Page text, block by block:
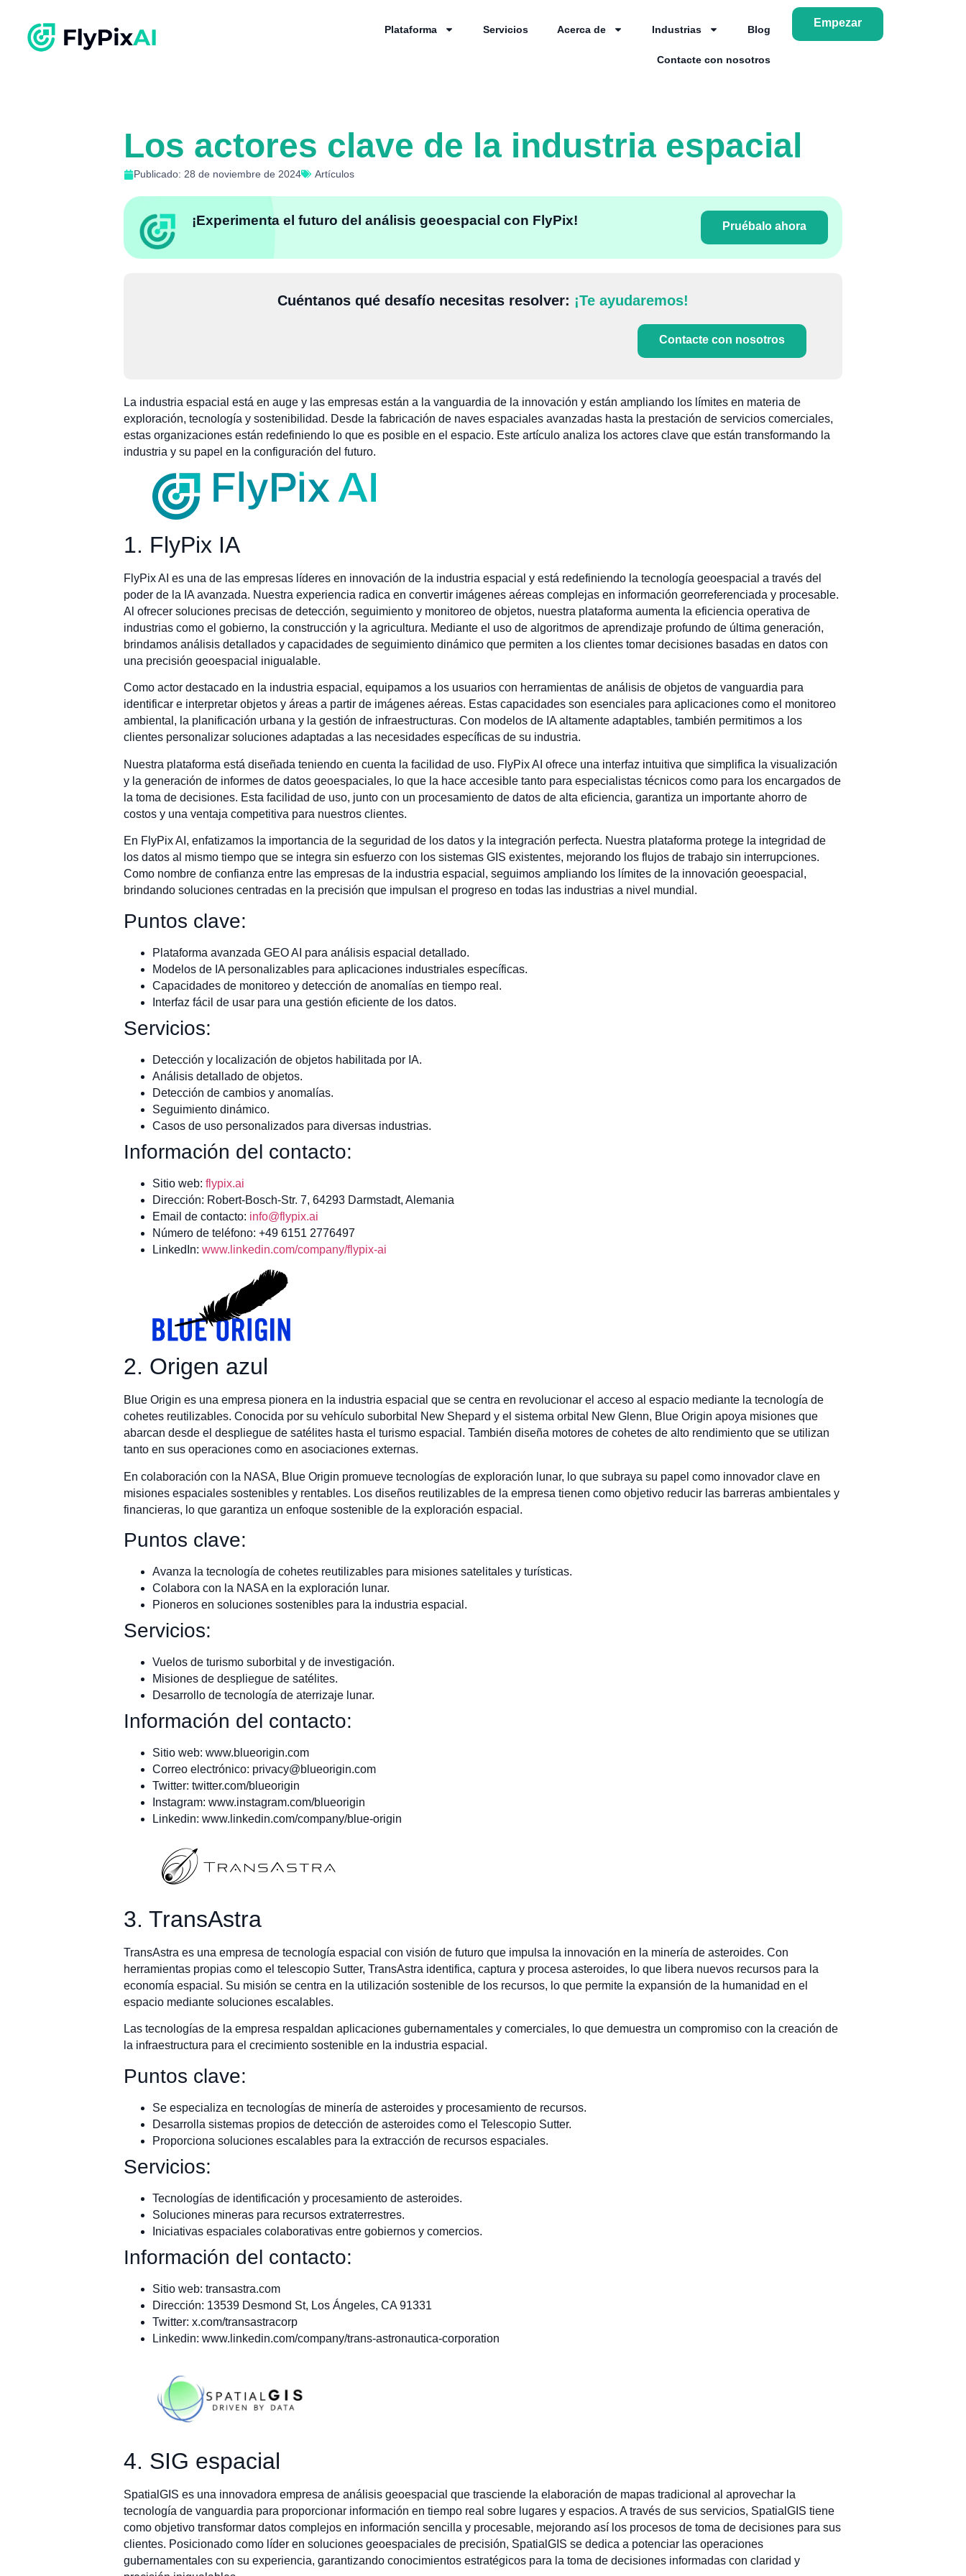
Plataforma Servicios Acerca de Industrias Blog
Contacte con nosotros
Empezar
Los actores clave de la industria espacial
Publicado: 28 de noviembre de 2024 Artículos
¡Experimenta el futuro del análisis geoespacial con FlyPix! Pruébalo ahora
Cuéntanos qué desafío necesitas resolver: ¡Te ayudaremos!
Contacte con nosotros
La industria espacial está en auge y las empresas están a la vanguardia de la innovación y están ampliando los límites en materia de
exploración, tecnología y sostenibilidad. Desde la fabricación de naves espaciales avanzadas hasta la prestación de servicios comerciales,
estas organizaciones están redefiniendo lo que es posible en el espacio. Este artículo analiza los actores clave que están transformando la
industria y su papel en la configuración del futuro.
1. FlyPix IA
FlyPix AI es una de las empresas líderes en innovación de la industria espacial y está redefiniendo la tecnología geoespacial a través del
poder de la IA avanzada. Nuestra experiencia radica en convertir imágenes aéreas complejas en información georreferenciada y procesable.
Al ofrecer soluciones precisas de detección, seguimiento y monitoreo de objetos, nuestra plataforma aumenta la eficiencia operativa de
industrias como el gobierno, la construcción y la agricultura. Mediante el uso de algoritmos de aprendizaje profundo de última generación,
brindamos análisis detallados y capacidades de seguimiento dinámico que permiten a los clientes tomar decisiones basadas en datos con
una precisión geoespacial inigualable.
Como actor destacado en la industria espacial, equipamos a los usuarios con herramientas de análisis de objetos de vanguardia para
identificar e interpretar objetos y áreas a partir de imágenes aéreas. Estas capacidades son esenciales para aplicaciones como el monitoreo
ambiental, la planificación urbana y la gestión de infraestructuras. Con modelos de IA altamente adaptables, también permitimos a los
clientes personalizar soluciones adaptadas a las necesidades específicas de su industria.
Nuestra plataforma está diseñada teniendo en cuenta la facilidad de uso. FlyPix AI ofrece una interfaz intuitiva que simplifica la visualización
y la generación de informes de datos geoespaciales, lo que la hace accesible tanto para especialistas técnicos como para los encargados de
la toma de decisiones. Esta facilidad de uso, junto con un procesamiento de datos de alta eficiencia, garantiza un importante ahorro de
costos y una ventaja competitiva para nuestros clientes.
En FlyPix AI, enfatizamos la importancia de la seguridad de los datos y la integración perfecta. Nuestra plataforma protege la integridad de
los datos al mismo tiempo que se integra sin esfuerzo con los sistemas GIS existentes, mejorando los flujos de trabajo sin interrupciones.
Como nombre de confianza entre las empresas de la industria espacial, seguimos ampliando los límites de la innovación geoespacial,
brindando soluciones centradas en la precisión que impulsan el progreso en todas las industrias a nivel mundial.
Puntos clave:
Plataforma avanzada GEO AI para análisis espacial detallado.
Modelos de IA personalizables para aplicaciones industriales específicas.
Capacidades de monitoreo y detección de anomalías en tiempo real.
Interfaz fácil de usar para una gestión eficiente de los datos.
Servicios:
Detección y localización de objetos habilitada por IA.
Análisis detallado de objetos.
Detección de cambios y anomalías.
Seguimiento dinámico.
Casos de uso personalizados para diversas industrias.
Información del contacto:
Sitio web: flypix.ai
Dirección: Robert-Bosch-Str. 7, 64293 Darmstadt, Alemania
Email de contacto: info@flypix.ai
Número de teléfono: +49 6151 2776497
LinkedIn: www.linkedin.com/company/flypix-ai
2. Origen azul
Blue Origin es una empresa pionera en la industria espacial que se centra en revolucionar el acceso al espacio mediante la tecnología de
cohetes reutilizables. Conocida por su vehículo suborbital New Shepard y el sistema orbital New Glenn, Blue Origin apoya misiones que
abarcan desde el despliegue de satélites hasta el turismo espacial. También diseña motores de cohetes de alto rendimiento que se utilizan
tanto en sus operaciones como en asociaciones externas.
En colaboración con la NASA, Blue Origin promueve tecnologías de exploración lunar, lo que subraya su papel como innovador clave en
misiones espaciales sostenibles y rentables. Los diseños reutilizables de la empresa tienen como objetivo reducir las barreras ambientales y
financieras, lo que garantiza un enfoque sostenible de la exploración espacial.
Puntos clave:
Avanza la tecnología de cohetes reutilizables para misiones satelitales y turísticas.
Colabora con la NASA en la exploración lunar.
Pioneros en soluciones sostenibles para la industria espacial.
Servicios:
Vuelos de turismo suborbital y de investigación.
Misiones de despliegue de satélites.
Desarrollo de tecnología de aterrizaje lunar.
Información del contacto:
Sitio web: www.blueorigin.com
Correo electrónico: privacy@blueorigin.com
Twitter: twitter.com/blueorigin
Instagram: www.instagram.com/blueorigin
Linkedin: www.linkedin.com/company/blue-origin
3. TransAstra
TransAstra es una empresa de tecnología espacial con visión de futuro que impulsa la innovación en la minería de asteroides. Con
herramientas propias como el telescopio Sutter, TransAstra identifica, captura y procesa asteroides, lo que libera nuevos recursos para la
economía espacial. Su misión se centra en la utilización sostenible de los recursos, lo que permite la expansión de la humanidad en el
espacio mediante soluciones escalables.
Las tecnologías de la empresa respaldan aplicaciones gubernamentales y comerciales, lo que demuestra un compromiso con la creación de
la infraestructura para el crecimiento sostenible en la industria espacial.
Puntos clave:
Se especializa en tecnologías de minería de asteroides y procesamiento de recursos.
Desarrolla sistemas propios de detección de asteroides como el Telescopio Sutter.
Proporciona soluciones escalables para la extracción de recursos espaciales.
Servicios:
Tecnologías de identificación y procesamiento de asteroides.
Soluciones mineras para recursos extraterrestres.
Iniciativas espaciales colaborativas entre gobiernos y comercios.
Información del contacto:
Sitio web: transastra.com
Dirección: 13539 Desmond St, Los Ángeles, CA 91331
Twitter: x.com/transastracorp
Linkedin: www.linkedin.com/company/trans-astronautica-corporation
4. SIG espacial
SpatialGIS es una innovadora empresa de análisis geoespacial que trasciende la elaboración de mapas tradicional al aprovechar la
tecnología de vanguardia para proporcionar información en tiempo real sobre lugares y espacios. A través de sus servicios, SpatialGIS tiene
como objetivo transformar datos complejos en información sencilla y procesable, mejorando así los procesos de toma de decisiones para sus
clientes. Posicionado como líder en soluciones geoespaciales de precisión, SpatialGIS se dedica a potenciar las operaciones
gubernamentales con su experiencia, garantizando conocimientos estratégicos para la toma de decisiones informadas con claridad y